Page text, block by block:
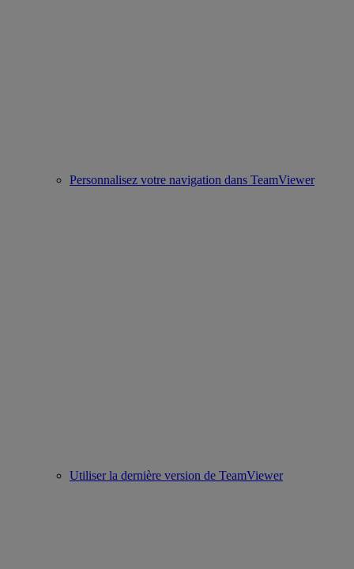
Personnalisez votre navigation dans TeamViewer
Utiliser la dernière version de TeamViewer